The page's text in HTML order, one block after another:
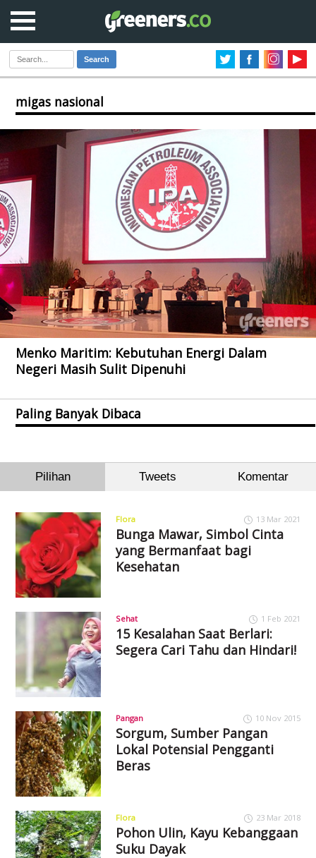
Search
migas nasional
Menko Maritim: Kebutuhan Energi Dalam
Negeri Masih Sulit Dipenuhi
Paling Banyak Dibaca
Pilihan Tweets Komentar
Flora 13 Mar 2021
Bunga Mawar, Simbol Cinta
yang Bermanfaat bagi
Kesehatan
Sehat 1 Feb 2021
15 Kesalahan Saat Berlari:
Segera Cari Tahu dan Hindari!
Pangan 10 Nov 2015
Sorgum, Sumber Pangan
Lokal Potensial Pengganti
Beras
Flora 23 Mar 2018
Pohon Ulin, Kayu Kebanggaan
Suku Dayak